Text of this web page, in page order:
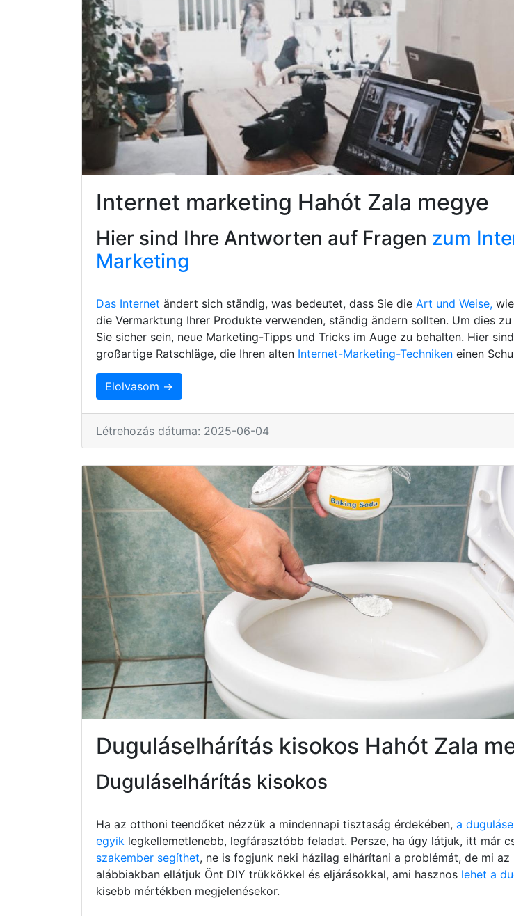
Internet marketing Hahót Zala megye
Hier sind Ihre Antworten auf Fragen zum
Marketing
Das Internet ändert sich ständig, was bedeutet, dass Sie die Art und Weise,
die Vermarktung Ihrer Produkte verwenden, ständig ändern sollten. Um dies
Sie sicher sein, neue Marketing-Tipps und Tricks im Auge zu behalten. Hier
großartige Ratschläge, die Ihren alten Internet-Marketing-Techniken einen
Elolvasom →
Létrehozás dátuma: 2025-06-04
Duguláselhárítás kisokos Hahót Zala
Duguláselhárítás kisokos
Ha az otthoni teendőket nézzük a mindennapi tisztaság érdekében, a
egyik legkellemetlenebb, legfárasztóbb feladat. Persze, ha úgy látjuk, itt már
szakember segíthet, ne is fogjunk neki házilag elhárítani a problémát, de mi az
alábbiakban ellátjuk Önt DIY trükkökkel és eljárásokkal, ami hasznos lehet a
kisebb mértékben megjelenésekor.